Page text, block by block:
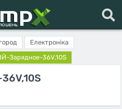
Електроніка
Зарядное-36V,10S